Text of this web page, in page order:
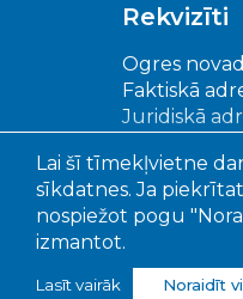
Rekvizīti
Ogres
Faktiskā
Juridiskā
Lai šī tīmekļvietne
sīkdatnes. Ja
nospiežot pogu
izmantot.
Lasīt vairāk Noraidīt